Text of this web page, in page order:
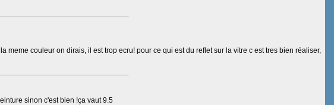
couleur on dirais, il est trop ecru! pour ce qui est du reflet sur la vitre c est tres bien réaliser,
sinon c'est bien !ça vaut 9.5